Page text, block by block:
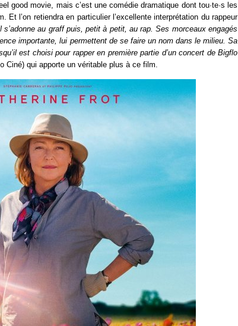
good movie, mais c’est une comédie dramatique dont tou·te·s les
l’on retiendra en particulier l’excellente interprétation du rappeur
s’adonne au graff puis, petit à petit, au rap. Ses morceaux engagés
importante, lui permettent de se faire un nom dans le milieu. Sa
est choisi pour rapper en première partie d’un concert de Bigflo
Ciné) qui apporte un véritable plus à ce film.